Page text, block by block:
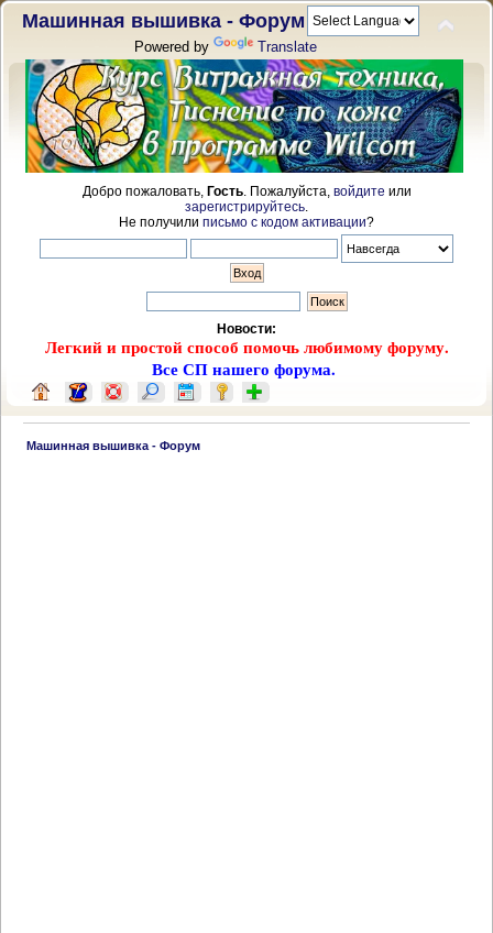
Машинная вышивка - Форум
Powered by Translate
Добро пожаловать, Гость. Пожалуйста, войдите или
зарегистрируйтесь
Не получили письмо с кодом активации?
Новости:
Легкий и простой способ помочь любимому форуму.
Все СП нашего форума.
Машинная вышивка - Форум